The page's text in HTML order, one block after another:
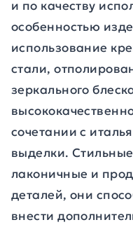
и по качеству
особенностью
использование
стали,
зеркального
сочетании с
выделки.
лаконичные и
деталей, они
внести